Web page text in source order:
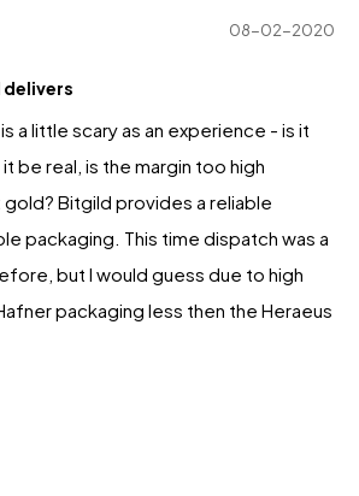
08-02-2020
a little scary as an experience - is it
be real, is the margin too high
Bitgild provides a reliable
packaging. This time dispatch was a
but I would guess due to high
packaging less then the Heraeus